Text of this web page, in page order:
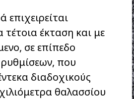
τέτοια έκταση και με
σε επίπεδο
που
διαδοχικούς
θαλασσίου